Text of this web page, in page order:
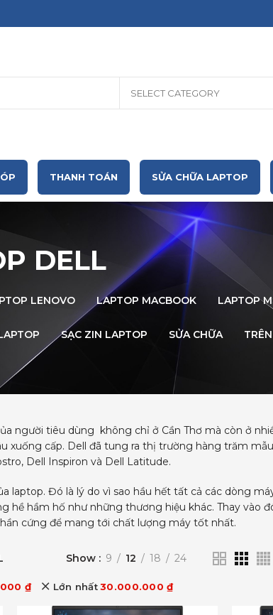
SELECT CATEGORY
THANH TOÁN SỬA CHỮA LAPTOP
DELL
LENOVO LAPTOP MACBOOK LAPTOP
SẠC ZIN LAPTOP SỬA CHỮA
người tiêu dùng không chỉ ở Cần Thơ mà còn ở
xuống cấp. Dell đã tung ra thị trường hàng trăm
Dell Inspiron và Dell Latitude.
laptop. Đó là lý do vì sao hầu hết tất cả các dòng
hề hầm hố như những thương hiệu khác. Thay vào
cứng để mang tới chất lượng máy tốt nhất.
Show 9 12 18 24
₫ Lớn nhất30.000.000₫